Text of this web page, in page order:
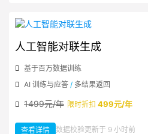
音
人工智能对联生成
基于百万数据训练
AI 训练与应答 / 多结果返回
1499元/年 限时折扣 499元/年
查看详情 ：
数据校验更新于 9 小时前